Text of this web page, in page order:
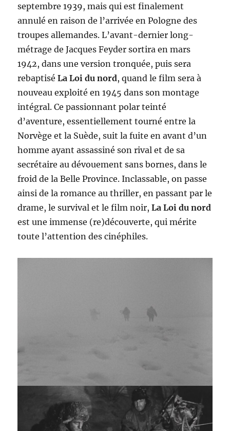
septembre 1939, mais qui est finalement
annulé en raison de l’arrivée en Pologne des
troupes allemandes. L’avant-dernier long-
métrage de Jacques Feyder sortira en mars
1942, dans une version tronquée, puis sera
rebaptiséLa Loi du nord, quand le film sera à
nouveau exploité en 1945 dans son montage
intégral. Ce passionnant polar teinté
d’aventure, essentiellement tourné entre la
Norvège et la Suède, suit la fuite en avant d’un
homme ayant assassiné son rival et de sa
secrétaire au dévouement sans bornes, dans le
froid de la Belle Province. Inclassable, on passe
ainsi de la romance au thriller, en passant par le
drame, le survival et le film noir,La Loi du nord
est une immense (re)découverte, qui mérite
toute l’attention des cinéphiles.